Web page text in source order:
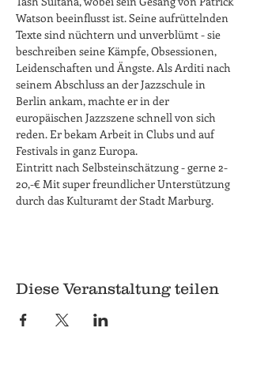
Watson beeinflusst ist. Seine aufrüttelnden
Texte sind nüchtern und unverblümt - sie
beschreiben seine Kämpfe, Obsessionen,
Leidenschaften und Ängste. Als Arditi nach
seinem Abschluss an der Jazzschule in
Berlin ankam, machte er in der
europäischen Jazzszene schnell von sich
reden. Er bekam Arbeit in Clubs und auf
Festivals in ganz Europa.
Eintritt nach Selbsteinschätzung - gerne 2-
20,-€ Mit super freundlicher Unterstützung
durch das Kulturamt der Stadt Marburg.
Diese Veranstaltung teilen